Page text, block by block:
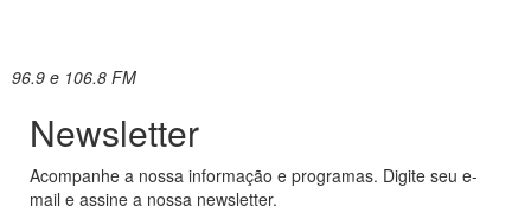
96.9 e 106.8 FM
Newsletter
Acompanhe a nossa informação e programas. Digite seu e-
mail e assine a nossa newsletter.